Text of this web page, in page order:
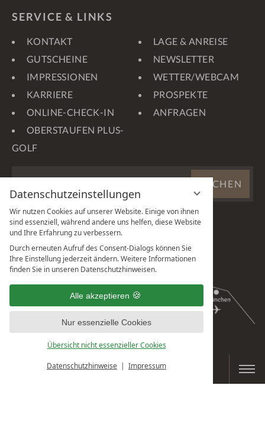
Datenschutzeinstellungen
Wir nutzen Cookies auf unserer Website. Einige von ihnen
sind essenziell, während andere uns helfen, diese Website
und Ihre Erfahrung zu verbessern.
Durch erneuten Aufruf des Consent-Dialogs können Sie
Ihre Einstellung jederzeit ändern. Weitere Informationen
finden Sie in unseren Datenschutzhinweisen.
Alle akzeptieren
Nur essenzielle Cookies
Übersicht nicht essenzieller Cookies
Datenschutzhinweise Impressum
BUCHEN & ANFRAGEN
SERVICE & LINKS
KONTAKT
LAGE & ANREISE
GUTSCHEINE
NEWSLETTER
IMPRESSIONEN
WETTER/WEBCAM
KARRIERE
PROSPEKTE
ONLINE-CHECK-IN
ANFRAGEN
OBERSTAUFEN PLUS-
GOLF
DURCHSUCHEN
...
SUCHEN